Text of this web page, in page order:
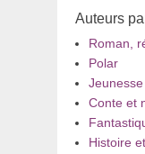
Auteurs
Roman,
Polar
Jeunesse
Conte et
Histoire